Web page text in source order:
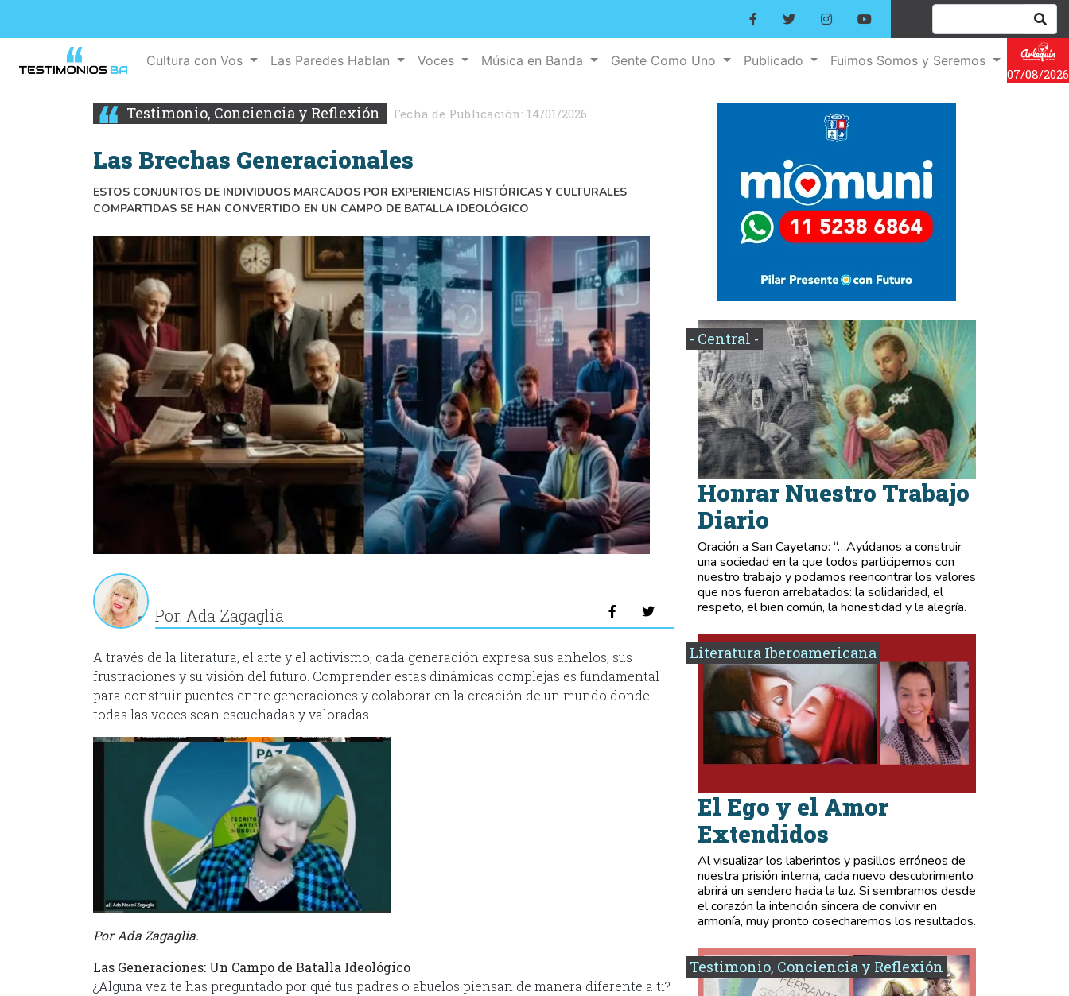
Cultura con Vos Las Paredes Hablan Voces Música en Banda Gente Como Uno Publicado
Fuimos Somos y Seremos
07/08/2026
Testimonio, Conciencia y Reflexión Fecha de Publicación: 14/01/2026
Las Brechas Generacionales
ESTOS CONJUNTOS DE INDIVIDUOS MARCADOS POR EXPERIENCIAS HISTÓRICAS Y CULTURALES
COMPARTIDAS SE HAN CONVERTIDO EN UN CAMPO DE BATALLA IDEOLÓGICO
Por: Ada Zagaglia
A través de la literatura, el arte y el activismo, cada generación expresa sus anhelos, sus
frustraciones y su visión del futuro. Comprender estas dinámicas complejas es fundamental
para construir puentes entre generaciones y colaborar en la creación de un mundo donde
todas las voces sean escuchadas y valoradas.
Por Ada Zagaglia.
Las Generaciones: Un Campo de Batalla Ideológico
¿Alguna vez te has preguntado por qué tus padres o abuelos piensan de manera diferente a ti?
- Central -
Honrar Nuestro Trabajo
Diario
Oración a San Cayetano: “…Ayúdanos a construir
una sociedad en la que todos participemos con
nuestro trabajo y podamos reencontrar los valores
que nos fueron arrebatados: la solidaridad, el
respeto, el bien común, la honestidad y la alegría.
Literatura Iberoamericana
El Ego y el Amor
Extendidos
Al visualizar los laberintos y pasillos erróneos de
nuestra prisión interna, cada nuevo descubrimiento
abrirá un sendero hacia la luz. Si sembramos desde
el corazón la intención sincera de convivir en
armonía, muy pronto cosecharemos los resultados.
Testimonio, Conciencia y Reflexión